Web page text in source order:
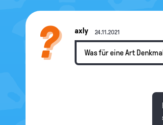
axly 24.11.2021
Was für eine Art